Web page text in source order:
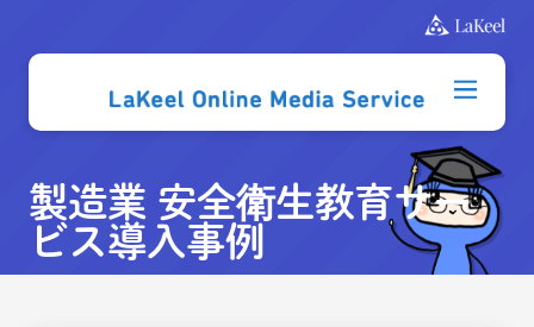
製造業 安全衛生教育サー
ビス導入事例